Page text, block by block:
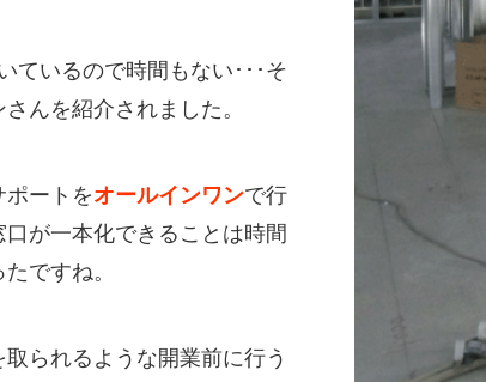
ているので時間もない･･･そ
んを紹介されました。
ートをオールインワンで行
が一本化できることは時間
ですね。
られるような開業前に行う